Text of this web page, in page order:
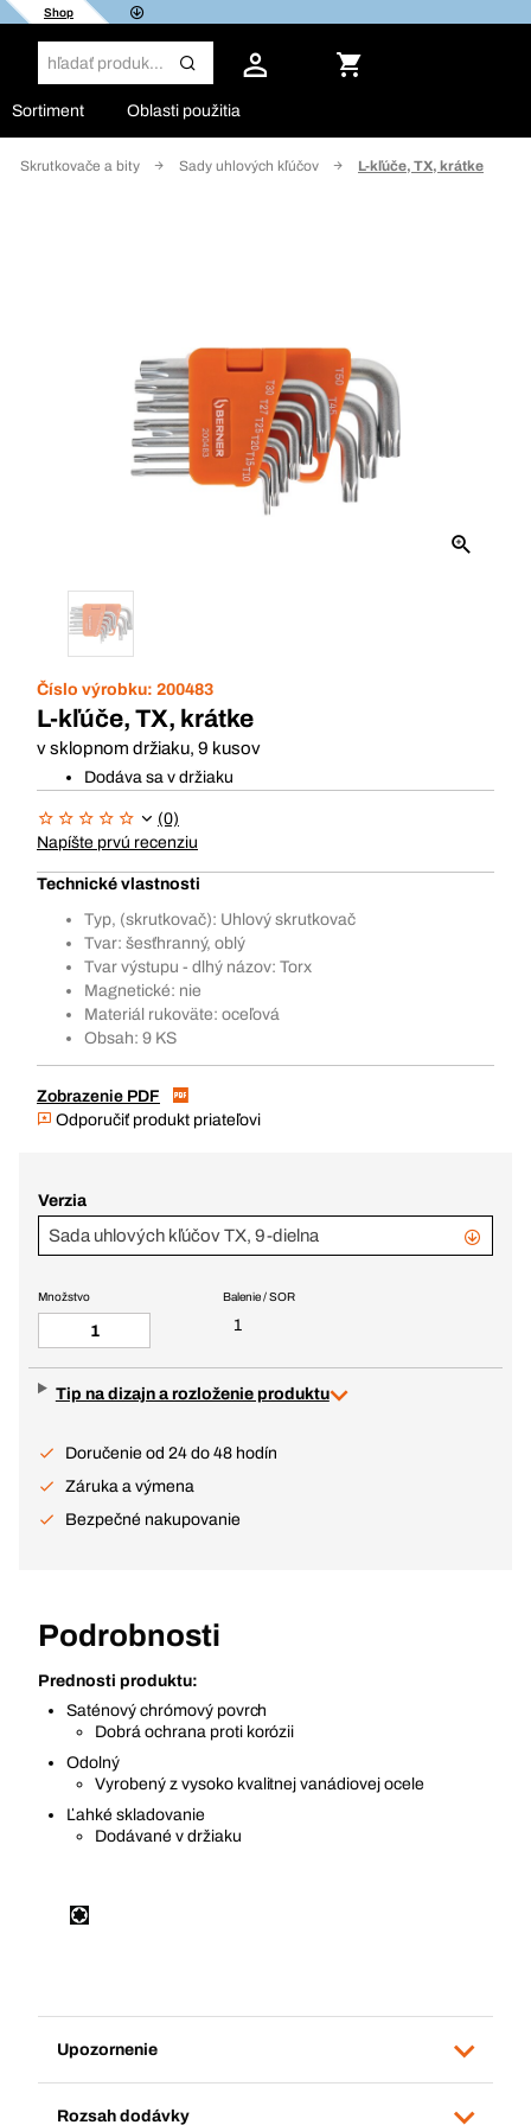
Shop
Sortiment Oblasti použitia
Skrutkovače a bity Sady uhlových kľúčov L-kľúče, TX, krátke
Číslo výrobku: 200483
L-kľúče, TX, krátke
v sklopnom držiaku, 9 kusov
Dodáva sa v držiaku
(0)
Napíšte prvú recenziu
Technické vlastnosti
Typ, (skrutkovač): Uhlový skrutkovač
Tvar: šesťhranný, oblý
Tvar výstupu - dlhý názov: Torx
Magnetické: nie
Materiál rukoväte: oceľová
Obsah: 9 KS
Zobrazenie PDF
Odporučiť produkt priateľovi
Verzia
Sada uhlových kľúčov TX, 9-dielna
Balenie / SOR
1
Množstvo
Tip na dizajn a rozloženie produktu
Doručenie od 24 do 48 hodín
Záruka a výmena
Bezpečné nakupovanie
Podrobnosti
Prednosti produktu:
Saténový chrómový povrch
Dobrá ochrana proti korózii
Odolný
Vyrobený z vysoko kvalitnej vanádiovej ocele
Ľahké skladovanie
Dodávané v držiaku
Upozornenie
Rozsah dodávky